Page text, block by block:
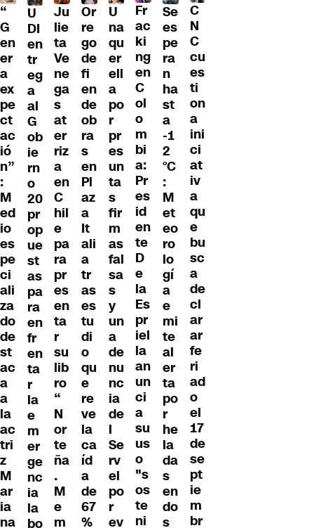
“
G
en
er
a
ex
pe
ct
ac
ió
n”
:
M
ed
io
es
pe
ci
ali
za
do
de
st
ac
a
a
la
ac
tri
z
M
ar
ia
na
U
DI
en
tr
eg
a
al
G
ob
ie
rn
o
20
pr
op
ue
st
as
pa
ra
en
fr
en
ta
r
la
e
m
er
ge
nc
ia
la
bo
Ju
lie
ta
Ve
ne
ga
s
at
er
riz
a
en
C
hil
e
pa
ra
pr
es
en
ta
r
su
lib
ro
“
N
or
te
ña
.
M
e
m
Or
re
go
de
fi
en
de
ob
ra
s
en
Pl
az
a
It
ali
a
tr
as
es
tu
di
o
qu
e
re
ve
la
ca
íd
a
de
67
%
U
na
qu
er
ell
a
po
r
pr
es
un
ta
s
fir
m
as
fal
sa
s
y
un
a
de
nu
nc
ia
de
l
Se
rv
el
po
r
ev
Fr
ac
ki
ng
en
C
ol
o
m
bi
a:
Pr
es
id
en
te
D
e
la
Es
pr
iel
la
an
un
ci
a
su
us
o
"s
os
te
ni
Se
es
pe
ra
n
ha
st
a
-1
2
°C
:
M
et
eo
ro
lo
gí
a
e
mi
te
al
er
ta
po
r
he
la
da
s
en
do
s
C
N
C
cu
es
ti
on
a
ini
ci
at
iv
a
qu
e
bu
sc
a
de
cl
ar
ar
fe
ri
ad
o
el
17
de
se
pt
ie
m
br